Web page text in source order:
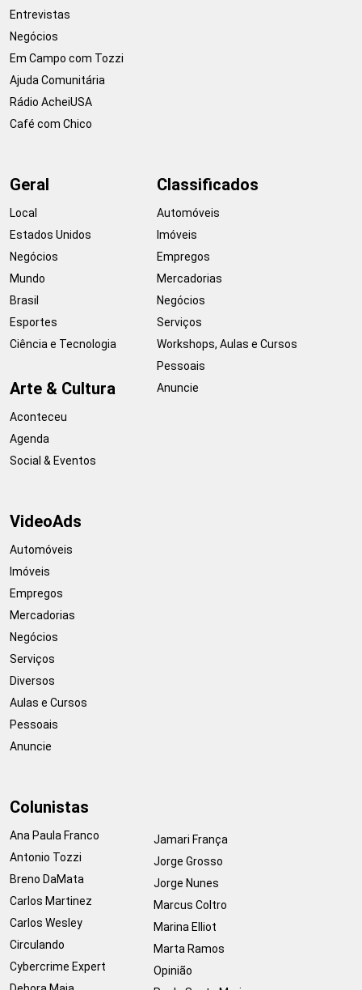
Entrevistas
Negócios
Em Campo com Tozzi
Ajuda Comunitária
Rádio AcheiUSA
Café com Chico
Geral
Local
Estados Unidos
Negócios
Mundo
Brasil
Esportes
Ciência e Tecnologia
Arte & Cultura
Aconteceu
Agenda
Social & Eventos
Classificados
Automóveis
Imóveis
Empregos
Mercadorias
Negócios
Serviços
Workshops, Aulas e Cursos
Pessoais
Anuncie
VideoAds
Automóveis
Imóveis
Empregos
Mercadorias
Negócios
Serviços
Diversos
Aulas e Cursos
Pessoais
Anuncie
Colunistas
Ana Paula Franco
Antonio Tozzi
Breno DaMata
Carlos Martinez
Carlos Wesley
Circulando
Cybercrime Expert
Jamari França
Jorge Grosso
Jorge Nunes
Marcus Coltro
Marina Elliot
Marta Ramos
Opinião